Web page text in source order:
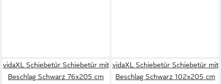
vidaXL Schiebetür Schiebetür mit
Beschlag Schwarz 76x205 cm
vidaXL Schiebetür Schiebetür mit
Beschlag Schwarz 102x205 cm